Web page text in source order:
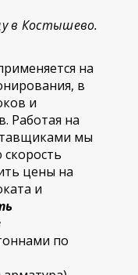
в Костышево.
на
в
и
Работая на
мы
цены на
и
по